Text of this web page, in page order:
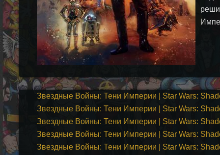
Звездные Войны: Тени Империи | Star Wars:
Звездные Войны: Тени Империи | Star Wars:
Звездные Войны: Тени Империи | Star Wars:
Звездные Войны: Тени Империи | Star Wars:
Звездные Войны: Тени Империи | Star Wars: